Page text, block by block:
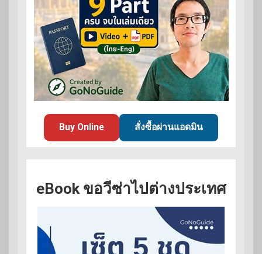
Buy Online สั่งซื้อผ่านแอดมิน
eBook ขอวีซ่าไปต่างประเทศ